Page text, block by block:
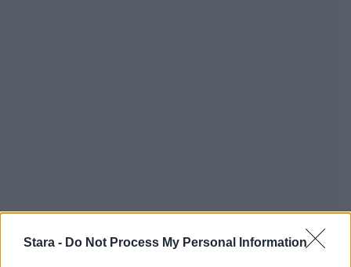
Stara - Do Not Process My Personal Information